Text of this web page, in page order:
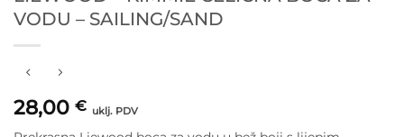
VODU – SAILING/SAND
28,00 € uklj. PDV